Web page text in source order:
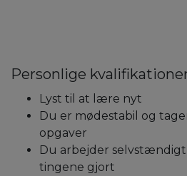
Personlige
Lyst til at lære nyt
Du er mødestabil og
opgaver
Du arbejder selvstændigt
tingene gjort